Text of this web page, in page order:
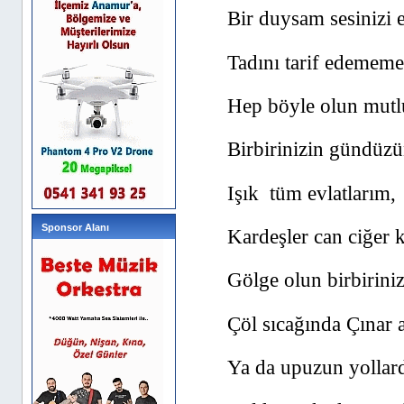
Sponsor Alanı
Bir duysam sesinizi
Tadını tarif
Hep böyle olun
Birbirinizin
Işık tüm evlatlarım,
Kardeşler can ciğer
Gölge olun
Çöl sıcağında
Ya da upuzun